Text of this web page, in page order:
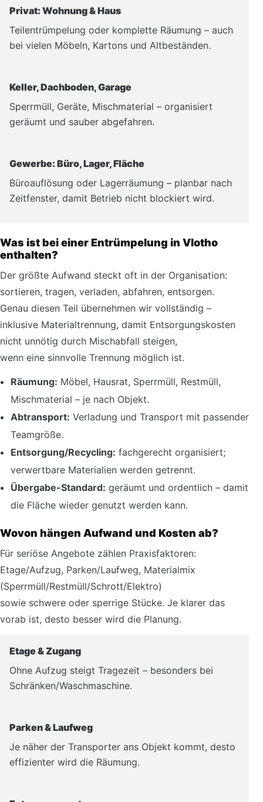
Privat: Wohnung & Haus
Teilentrümpelung oder komplette Räumung – auch
bei vielen Möbeln, Kartons und Altbeständen.
Keller, Dachboden, Garage
Sperrmüll, Geräte, Mischmaterial – organisiert
geräumt und sauber abgefahren.
Gewerbe: Büro, Lager, Fläche
Büroauflösung oder Lagerräumung – planbar nach
Zeitfenster, damit Betrieb nicht blockiert wird.
Was ist bei einer Entrümpelung in Vlotho
enthalten?
Der größte Aufwand steckt oft in der Organisation:
sortieren, tragen, verladen, abfahren, entsorgen.
Genau diesen Teil übernehmen wir vollständig –
inklusive Materialtrennung, damit Entsorgungskosten
nicht unnötig durch Mischabfall steigen,
wenn eine sinnvolle Trennung möglich ist.
Räumung: Möbel, Hausrat, Sperrmüll, Restmüll,
Mischmaterial – je nach Objekt.
Abtransport: Verladung und Transport mit passender
Teamgröße.
Entsorgung/Recycling: fachgerecht organisiert;
verwertbare Materialien werden getrennt.
Übergabe-Standard: geräumt und ordentlich – damit
die Fläche wieder genutzt werden kann.
Wovon hängen Aufwand und Kosten ab?
Für seriöse Angebote zählen Praxisfaktoren:
Etage/Aufzug, Parken/Laufweg, Materialmix
(Sperrmüll/Restmüll/Schrott/Elektro)
sowie schwere oder sperrige Stücke. Je klarer das
vorab ist, desto besser wird die Planung.
Etage & Zugang
Ohne Aufzug steigt Tragezeit – besonders bei
Schränken/Waschmaschine.
Parken & Laufweg
Je näher der Transporter ans Objekt kommt, desto
effizienter wird die Räumung.